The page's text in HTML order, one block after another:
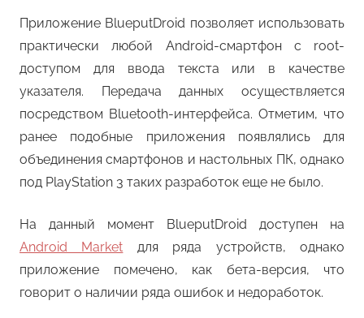
Приложение BlueputDroid позволяет использовать
практически любой Android-смартфон с root-
доступом для ввода текста или в качестве
указателя. Передача данных осуществляется
посредством Bluetooth-интерфейса. Отметим, что
ранее подобные приложения появлялись для
объединения смартфонов и настольных ПК, однако
под PlayStation 3 таких разработок еще не было.
На данный момент BlueputDroid доступен на
Android Market для ряда устройств, однако
приложение помечено, как бета-версия, что
говорит о наличии ряда ошибок и недоработок.